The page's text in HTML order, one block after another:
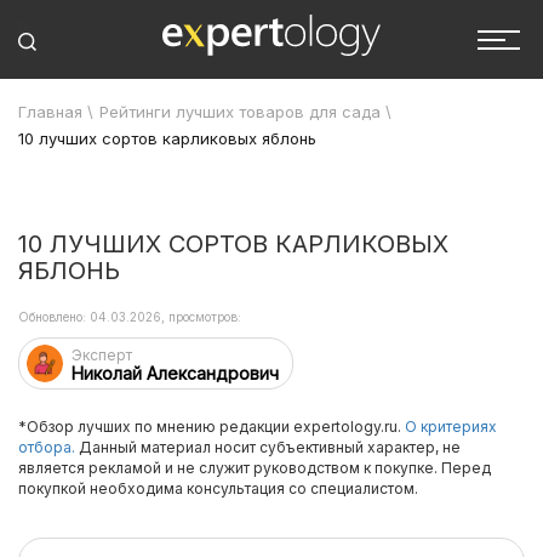
Главная \ Рейтинги лучших товаров для сада \
10 лучших сортов карликовых яблонь
10 ЛУЧШИХ СОРТОВ КАРЛИКОВЫХ
ЯБЛОНЬ
Эксперт
Николай Александрович
Обновлено: 04.03.2026, просмотров:
*Обзор лучших по мнению редакции expertology.ru. О критериях
отбора. Данный материал носит субъективный характер, не
является рекламой и не служит руководством к покупке. Перед
покупкой необходима консультация со специалистом.